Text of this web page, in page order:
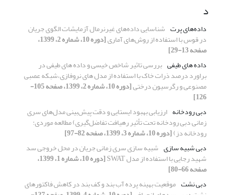
د
داده‌های پرت شناسایی داده‌های غیرنرمال آزمایشات الگوی جریان
در قوس با استفاده از روش‌های آماری [دوره 10، شماره 2، 1399،
صفحه 13-29]
داده های طیفی بررسی تاثیر شاخص خیسی و داده های طیفی در
براورد درصد ذرات خاک با استفاده از مدل های نروفازی،شبکه عصبی
مصنوعی و رگرسیون درختی [دوره 10، شماره 2، 1399، صفحه 105-
126]
دبی رودخانه ارزیابی بهبود ایستایی و دقت پیش‌بینی مدل‌های سری
زمانی دبی رودخانه تحت تأثیر رهیافت تفاضل‌گیری) مطالعه موردی:
رودخانه دز)[دوره 10، شماره 3، 1399، صفحه 82-97]
دبی شبیه سازی شبیه سازی سری زمانی جریان در محل خروجی سد
شهید رجایی با استفاده از مدل SWAT [دوره 10، شماره 1، 1399،
صفحه 66-80]
دبی نشت موقعیت بهینه پرده آب بند و کف بند در کاهش فاکتورهای